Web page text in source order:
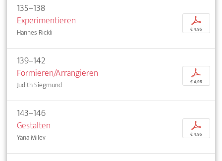
135–138
Experimentieren
Hannes Rickli
p
€ 4,95
139–142
Formieren/Arrangieren
Judith Siegmund
p
€ 4,95
143–146
Gestalten
Yana Milev
p
€ 4,95